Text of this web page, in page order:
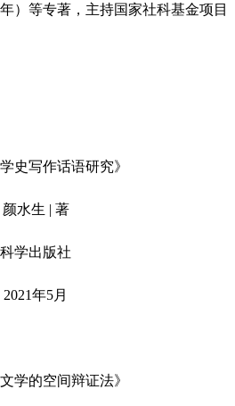
）等专著，主持国家社科基金项目
史写作话语研究》
颜水生 | 著
科学出版社
2021年5月
学的空间辩证法》